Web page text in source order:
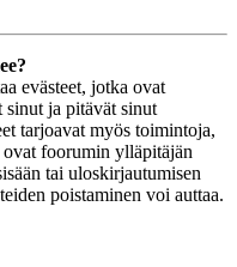
evästeet, jotka ovat
ja pitävät sinut
tarjoavat myös toimintoja,
ovat foorumin ylläpitäjän
tai uloskirjautumisen
poistaminen voi auttaa.